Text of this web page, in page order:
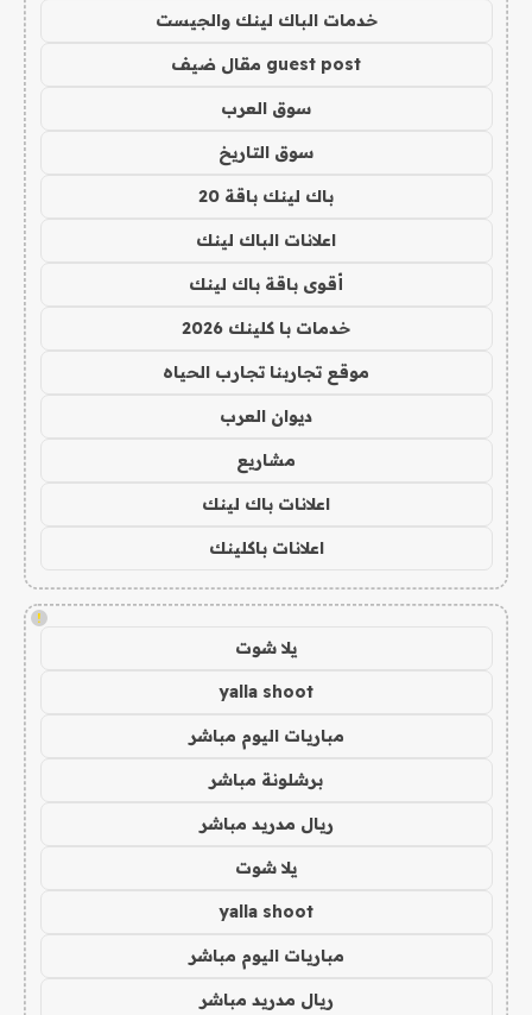
خدمات الباك لينك والجيست
guest post مقال ضيف
سوق العرب
سوق التاريخ
باك لينك باقة 20
اعلانات الباك لينك
أقوى باقة باك لينك
خدمات با كلينك 2026
موقع تجاربنا تجارب الحياه
ديوان العرب
مشاريع
اعلانات باك لينك
اعلانات باكلينك
!
يلا شوت
yalla shoot
مباريات اليوم مباشر
برشلونة مباشر
ريال مدريد مباشر
يلا شوت
yalla shoot
مباريات اليوم مباشر
ريال مدريد مباشر